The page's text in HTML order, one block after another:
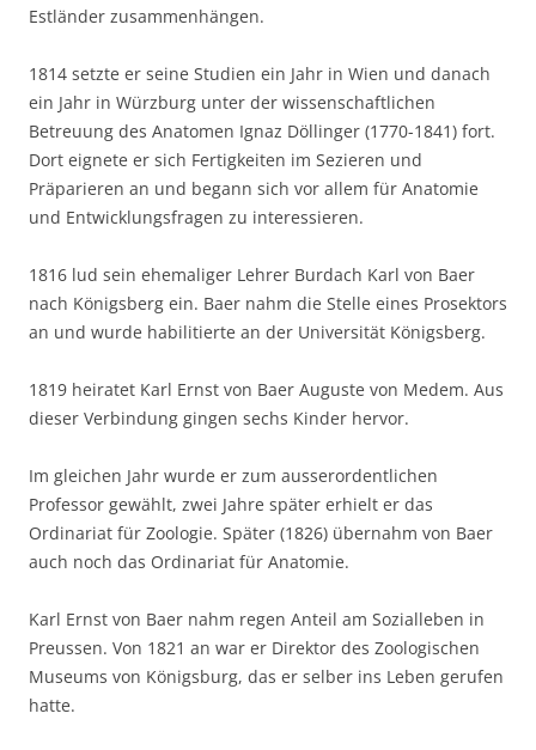
Estländer zusammenhängen.
1814 setzte er seine Studien ein Jahr in Wien und danach
ein Jahr in Würzburg unter der wissenschaftlichen
Betreuung des Anatomen Ignaz Döllinger (1770-1841) fort.
Dort eignete er sich Fertigkeiten im Sezieren und
Präparieren an und begann sich vor allem für Anatomie
und Entwicklungsfragen zu interessieren.
1816 lud sein ehemaliger Lehrer Burdach Karl von Baer
nach Königsberg ein. Baer nahm die Stelle eines Prosektors
an und wurde habilitierte an der Universität Königsberg.
1819 heiratet Karl Ernst von Baer Auguste von Medem. Aus
dieser Verbindung gingen sechs Kinder hervor.
Im gleichen Jahr wurde er zum ausserordentlichen
Professor gewählt, zwei Jahre später erhielt er das
Ordinariat für Zoologie. Später (1826) übernahm von Baer
auch noch das Ordinariat für Anatomie.
Karl Ernst von Baer nahm regen Anteil am Sozialleben in
Preussen. Von 1821 an war er Direktor des Zoologischen
Museums von Königsburg, das er selber ins Leben gerufen
hatte.